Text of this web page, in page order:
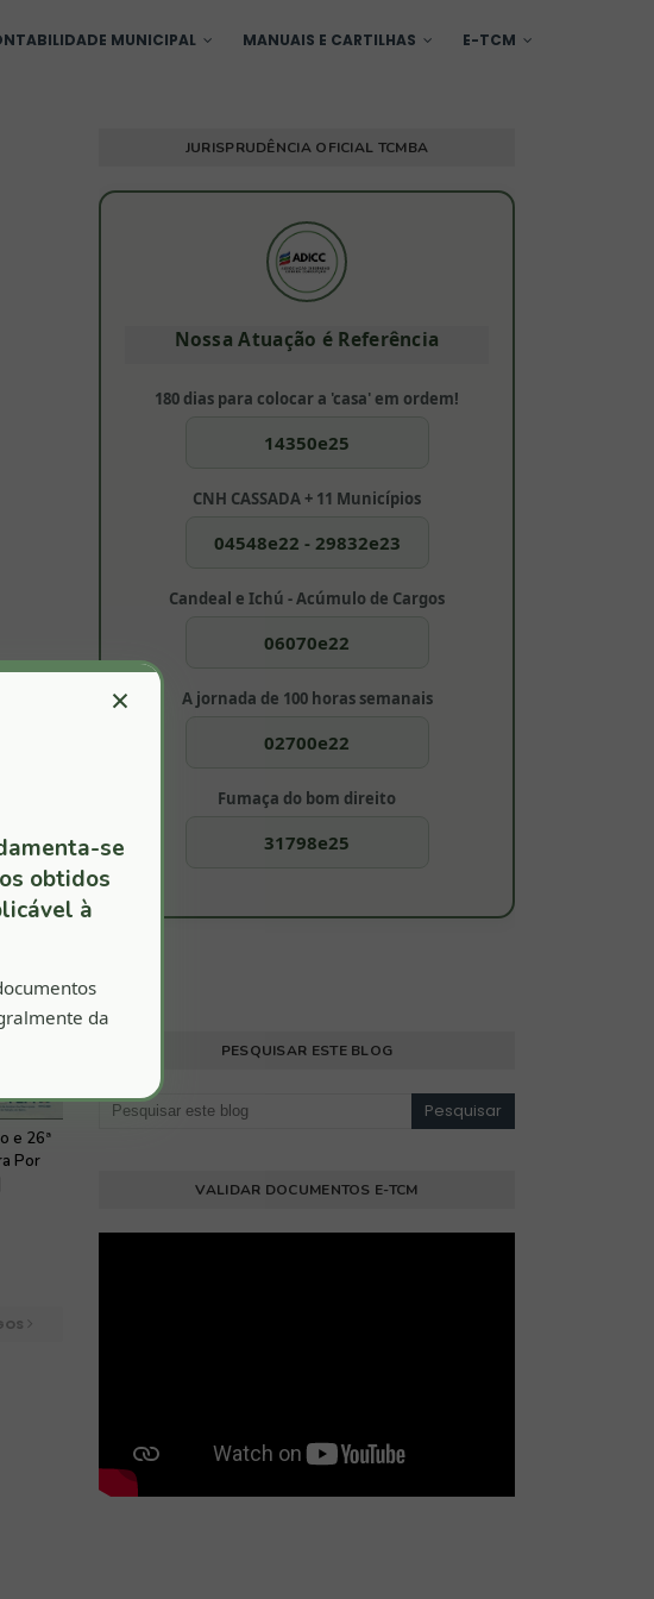
MUNICIPAL MANUAIS E CARTILHAS E-TCM
e 26ª
Por
JURISPRUDÊNCIA OFICIAL TCMBA
Nossa Atuação é Referência
180 dias para colocar a 'casa' em ordem!
14350e25
CNH CASSADA + 11 Municípios
04548e22 - 29832e23
Candeal e Ichú - Acúmulo de Cargos
06070e22
A jornada de 100 horas semanais
02700e22
Fumaça do bom direito
31798e25
×
se
obtidos
à
da
PESQUISAR ESTE BLOG
VALIDAR DOCUMENTOS E-TCM